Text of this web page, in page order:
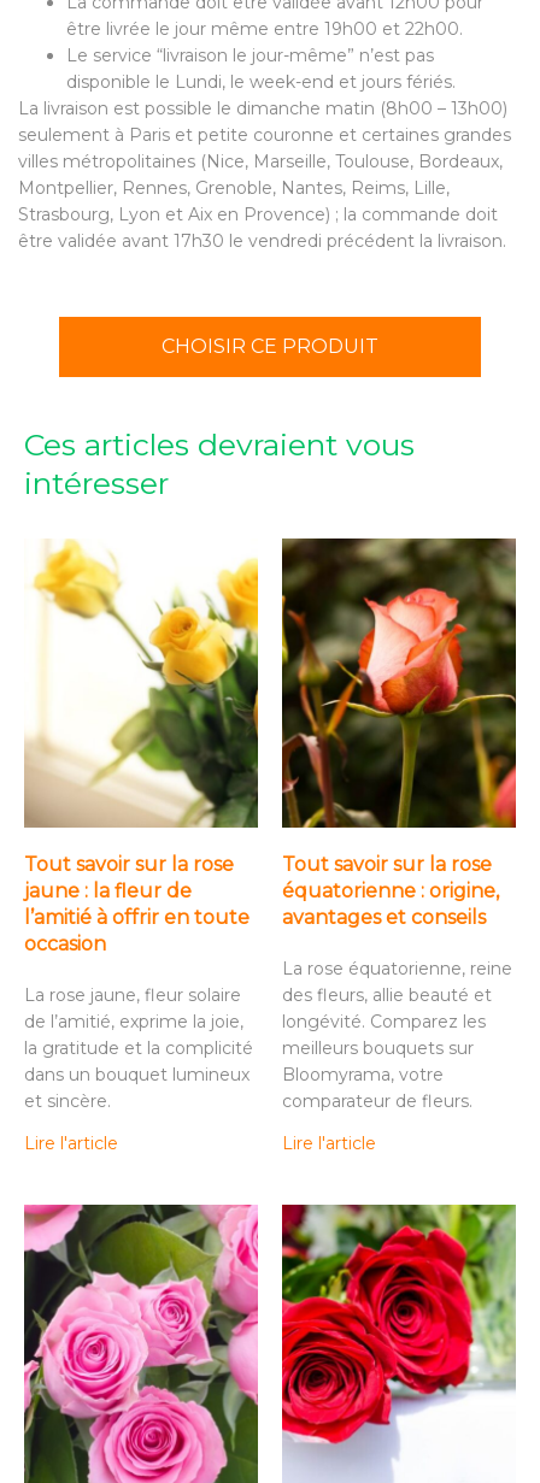
être livrée le jour même entre 19h00 et 22h00.
Le service “livraison le jour-même” n’est pas
disponible le Lundi, le week-end et jours fériés.
La livraison est possible le dimanche matin (8h00 – 13h00)
seulement à Paris et petite couronne et certaines grandes
villes métropolitaines (Nice, Marseille, Toulouse, Bordeaux,
Montpellier, Rennes, Grenoble, Nantes, Reims, Lille,
Strasbourg, Lyon et Aix en Provence) ; la commande doit
être validée avant 17h30 le vendredi précédent la livraison.
CHOISIR CE PRODUIT
Ces articles devraient vous
intéresser
Tout savoir sur la rose
jaune : la fleur de
l’amitié à offrir en toute
occasion
La rose jaune, fleur solaire
de l’amitié, exprime la joie,
la gratitude et la complicité
dans un bouquet lumineux
et sincère.
Lire l'article
Tout savoir sur la rose
équatorienne : origine,
avantages et conseils
La rose équatorienne, reine
des fleurs, allie beauté et
longévité. Comparez les
meilleurs bouquets sur
Bloomyrama, votre
comparateur de fleurs.
Lire l'article